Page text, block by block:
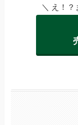
＼ え！